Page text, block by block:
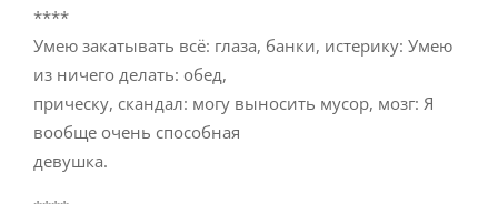
****
Умею закатывать всё: глаза, банки, истерику: Умею
из ничего делать: обед,
прическу, скандал: могу выносить мусор, мозг: Я
вообще очень способная
девушка.